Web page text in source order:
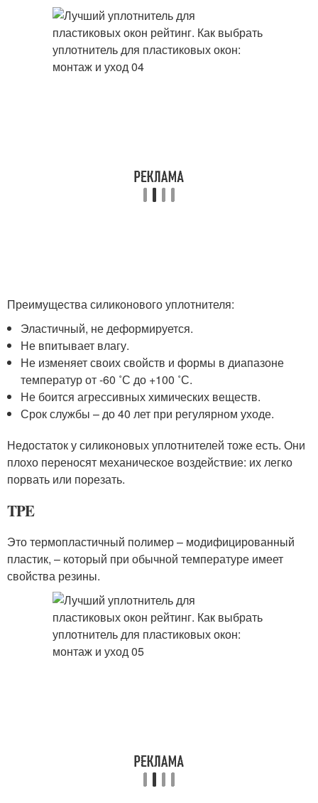
Преимущества силиконового уплотнителя:
Эластичный, не деформируется.
Не впитывает влагу.
Не изменяет своих свойств и формы в диапазоне
температур от -60 ˚С до +100 ˚С.
Не боится агрессивных химических веществ.
Срок службы – до 40 лет при регулярном уходе.
Недостаток у силиконовых уплотнителей тоже есть. Они
плохо переносят механическое воздействие: их легко
порвать или порезать.
TPE
Это термопластичный полимер – модифицированный
пластик, – который при обычной температуре имеет
свойства резины.